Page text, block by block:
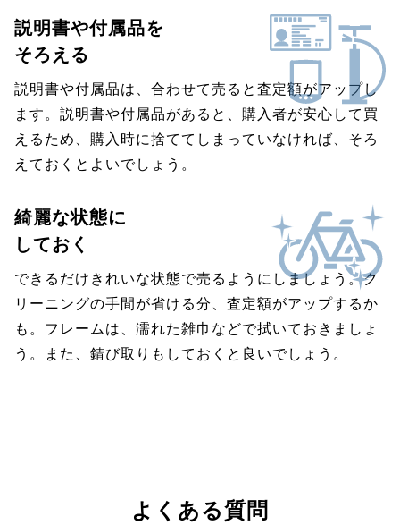
説明書や付属品を
そろえる
説明書や付属品は、合わせて売ると査定額がアップし
ます。説明書や付属品があると、購入者が安心して買
えるため、購入時に捨ててしまっていなければ、そろ
えておくとよいでしょう。
綺麗な状態に
しておく
できるだけきれいな状態で売るようにしましょう。ク
リーニングの手間が省ける分、査定額がアップするか
も。フレームは、濡れた雑巾などで拭いておきましょ
う。また、錆び取りもしておくと良いでしょう。
よくある質問